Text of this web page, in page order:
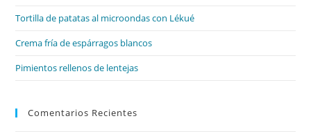
Tortilla de patatas al microondas con Lékué
Crema fría de espárragos blancos
Pimientos rellenos de lentejas
Comentarios Recientes